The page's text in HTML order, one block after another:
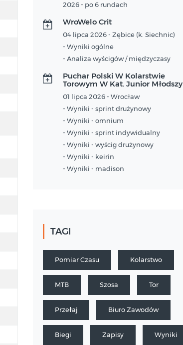
2026 - po 6 rundach
WroWelo Crit
04 lipca 2026 - Zębice (k. Siechnic)
- Wyniki ogólne
- Analiza wyścigów / międzyczasy
Puchar Polski W Kolarstwie
Torowym W Kat. Junior Młodszy
01 lipca 2026 - Wrocław
- Wyniki - sprint drużynowy
- Wyniki - omnium
- Wyniki - sprint indywidualny
- Wyniki - wyścig drużynowy
- Wyniki - keirin
- Wyniki - madison
TAGI
Pomiar Czasu Kolarstwo
MTB Szosa Tor
Przełaj Biuro Zawodów
Biegi Zapisy Wyniki